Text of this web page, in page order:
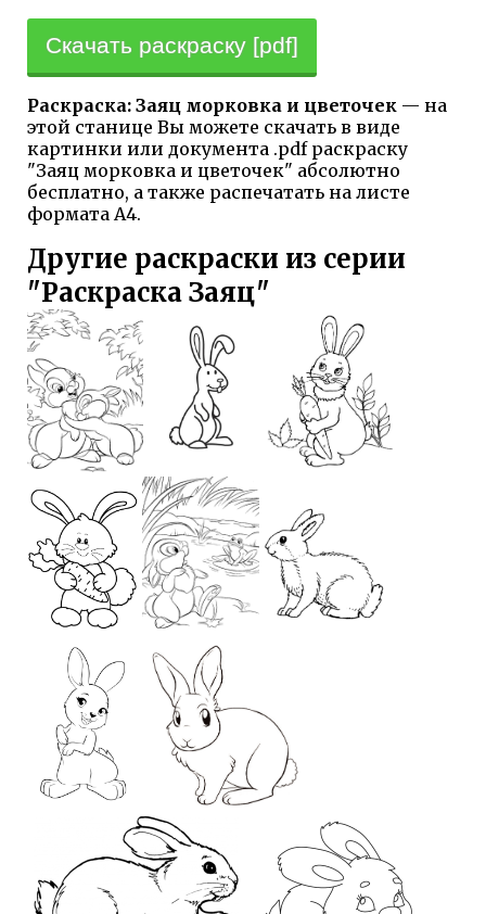
Скачать раскраску [pdf]
Раскраска: Заяц морковка и цветочек — на
этой станице Вы можете скачать в виде
картинки или документа .pdf раскраску
"Заяц морковка и цветочек" абсолютно
бесплатно, а также распечатать на листе
формата А4.
Другие раскраски из серии
"Раскраска Заяц"